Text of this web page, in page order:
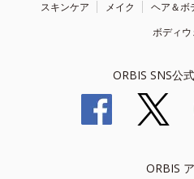
スキンケア メイク ヘア＆ボ
ボディウ
ORBIS SNS公
ORBIS